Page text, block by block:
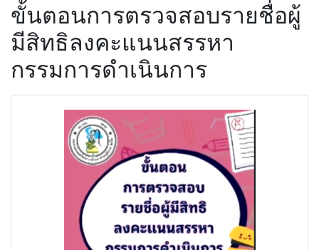
ขั้นตอนการตรวจสอบรายชื่อผู้
มีสิทธิลงคะแนนสรรหา
กรรมการดำเนินการ